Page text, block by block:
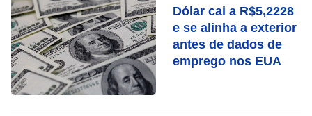
Dólar cai a R$5,2228
e se alinha a exterior
antes de dados de
emprego nos EUA